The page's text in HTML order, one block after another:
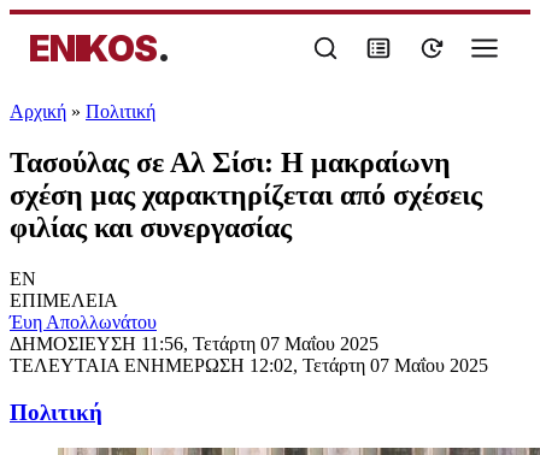
ENIKOS.
Αρχική » Πολιτική
Τασούλας σε Αλ Σίσι: Η μακραίωνη
σχέση μας χαρακτηρίζεται από σχέσεις
φιλίας και συνεργασίας
EN
ΕΠΙΜΕΛΕΙΑ
Έυη Απολλωνάτου
ΔΗΜΟΣΙΕΥΣΗ 11:56, Τετάρτη 07 Μαΐου 2025
ΤΕΛΕΥΤΑΙΑ ΕΝΗΜΕΡΩΣΗ 12:02, Τετάρτη 07 Μαΐου 2025
Πολιτική